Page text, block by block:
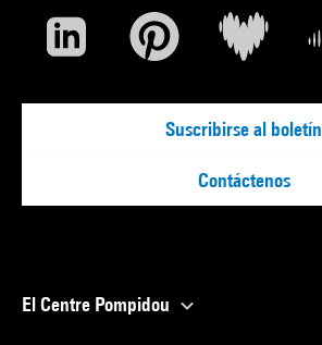
Suscribirse al boletín
Contáctenos
El Centre Pompidou